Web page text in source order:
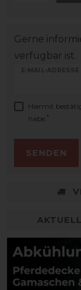
Gerne
verfügbar ist.
E-MAIL-ADRESSE
Hiermit
habe. *
SENDEN